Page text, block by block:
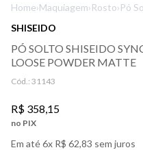
Home›Maquiagem›Rosto›Pó
SHISEIDO
PÓ SOLTO SHISEIDO
LOOSE POWDER MATTE
Cód.: 31143
R$ 358,15
no PIX
Em até6x R$ 62,83 sem juros